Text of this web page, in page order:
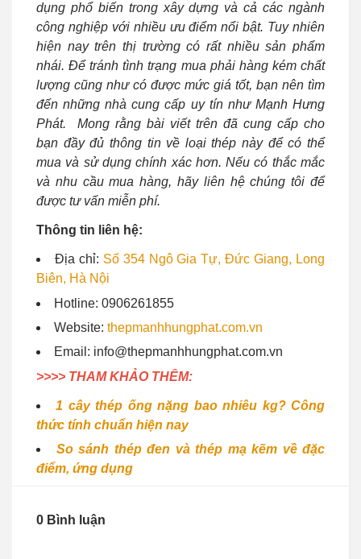
dụng phổ biến trong xây dựng và cả các ngành
công nghiệp với nhiều ưu điểm nổi bật. Tuy nhiên
hiện nay trên thị trường có rất nhiều sản phẩm
nhái. Để tránh tình trạng mua phải hàng kém chất
lượng cũng như có được mức giá tốt, bạn nên tìm
đến những nhà cung cấp uy tín như Mạnh Hưng
Phát. Mong rằng bài viết trên đã cung cấp cho
bạn đầy đủ thông tin về loại thép này để có thể
mua và sử dụng chính xác hơn. Nếu có thắc mắc
và nhu cầu mua hàng, hãy liên hệ chúng tôi để
được tư vấn miễn phí.
Thông tin liên hệ:
Địa chỉ: Số 354 Ngô Gia Tự, Đức Giang, Long
Biên, Hà Nội
Hotline: 0906261855
Website: thepmanhhungphat.com.vn
Email: info@thepmanhhungphat.com.vn
>>>> THAM KHẢO THÊM:
1 cây thép ống nặng bao nhiêu kg? Công
thức tính chuẩn hiện nay
So sánh thép đen và thép mạ kẽm về đặc
điểm, ứng dụng
0 Bình luận